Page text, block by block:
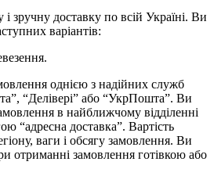
доставку по всій Україні. Ви
варіантів:
однією з надійних служб
“Делівері” або “УкрПошта”. Ви
в найближчому відділенні
“адресна доставка”. Вартість
ваги і обсягу замовлення. Ви
отриманні замовлення готівкою або